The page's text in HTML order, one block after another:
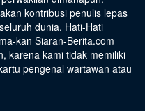
kontribusi penulis lepas
dunia. Hati-Hati
kan Siaran-Berita.com
karena kami tidak memiliki
pengenal wartawan atau